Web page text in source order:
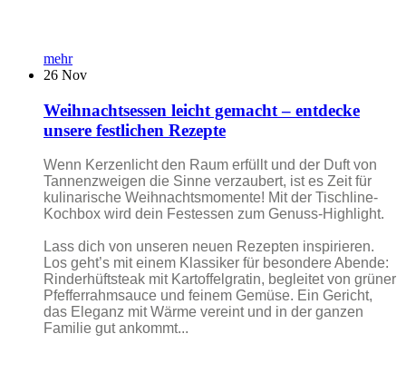
mehr
26 Nov
Weihnachtsessen leicht gemacht – entdecke
unsere festlichen Rezepte
Wenn Kerzenlicht den Raum erfüllt und der Duft von
Tannenzweigen die Sinne verzaubert, ist es Zeit für
kulinarische Weihnachtsmomente! Mit der Tischline-
Kochbox wird dein Festessen zum Genuss-Highlight.
Lass dich von unseren neuen Rezepten inspirieren.
Los geht’s mit einem Klassiker für besondere Abende:
Rinderhüftsteak mit Kartoffelgratin, begleitet von grüner
Pfefferrahmsauce und feinem Gemüse. Ein Gericht,
das Eleganz mit Wärme vereint und in der ganzen
Familie gut ankommt...